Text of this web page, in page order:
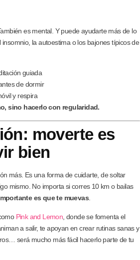
es mental. Y puede ayudarte más de lo
la autoestima o los bajones típicos de
guiada
de dormir
y respira
sino hacerlo con regularidad.
moverte es
bien
más. Es una forma de cuidarte, de soltar
mismo. No importa si corres 10 km o bailas
es que te muevas
Pink and Lemon , donde se fomenta el
a salir, te apoyan en crear rutinas sanas y
será mucho más fácil hacerlo parte de tu